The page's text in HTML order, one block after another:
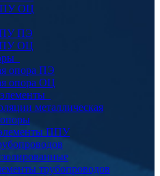
ОЦ
ПЭ
ОЦ
опора ПЭ
опора ОЦ
металлическая
ППУ
трубопроводов